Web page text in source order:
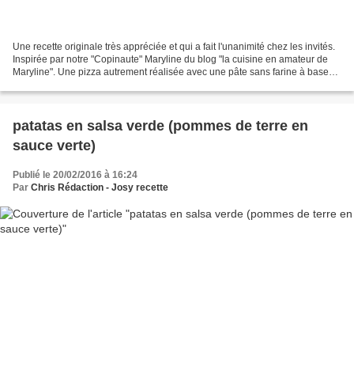
Une recette originale très appréciée et qui a fait l'unanimité chez les invités.
Inspirée par notre "Copinaute" Maryline du blog "la cuisine en amateur de
Maryline". Une pizza autrement réalisée avec une pâte sans farine à base
patatas en salsa verde (pommes de terre en
sauce verte)
Publié le 20/02/2016 à 16:24
Par Chris Rédaction - Josy recette